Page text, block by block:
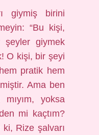
giymiş birini
“Bu kişi,
şeyler giymek
O kişi, bir şeyi
pratik hem
Ama ben
mıyım, yoksa
mi kaçtım?
Rize şalvarı